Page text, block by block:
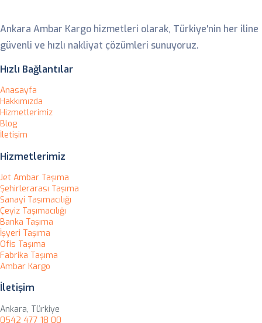
Ankara Ambar Kargo hizmetleri olarak, Türkiye'nin her iline
güvenli ve hızlı nakliyat çözümleri sunuyoruz.
Hızlı Bağlantılar
Anasayfa
Hakkımızda
Hizmetlerimiz
Blog
İletişim
Hizmetlerimiz
Jet Ambar Taşıma
Şehirlerarası Taşıma
Sanayi Taşımacılığı
Çeyiz Taşımacılığı
Banka Taşıma
İşyeri Taşıma
Ofis Taşıma
Fabrika Taşıma
Ambar Kargo
İletişim
Ankara, Türkiye
0542 477 18 00